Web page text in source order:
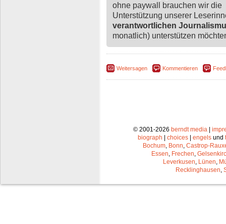
ohne paywall brauchen wir die
Unterstützung unserer
verantwortlichen
monatlich) unterstützen
Weitersagen Kommentieren
© 2001-2026 berndt media |
biograph | choices | engels und
Bochum Bonn Castrop-
Essen Frechen
Leverkusen Lünen
Recklinghausen